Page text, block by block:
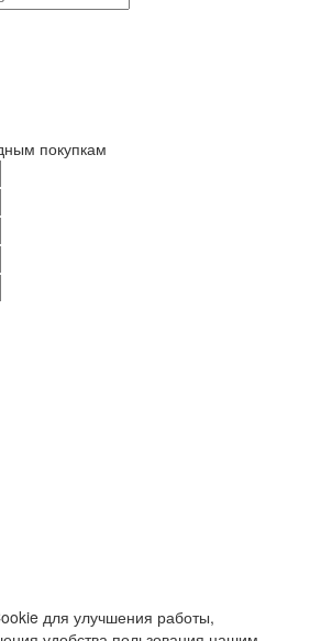
покупкам
для улучшения работы,